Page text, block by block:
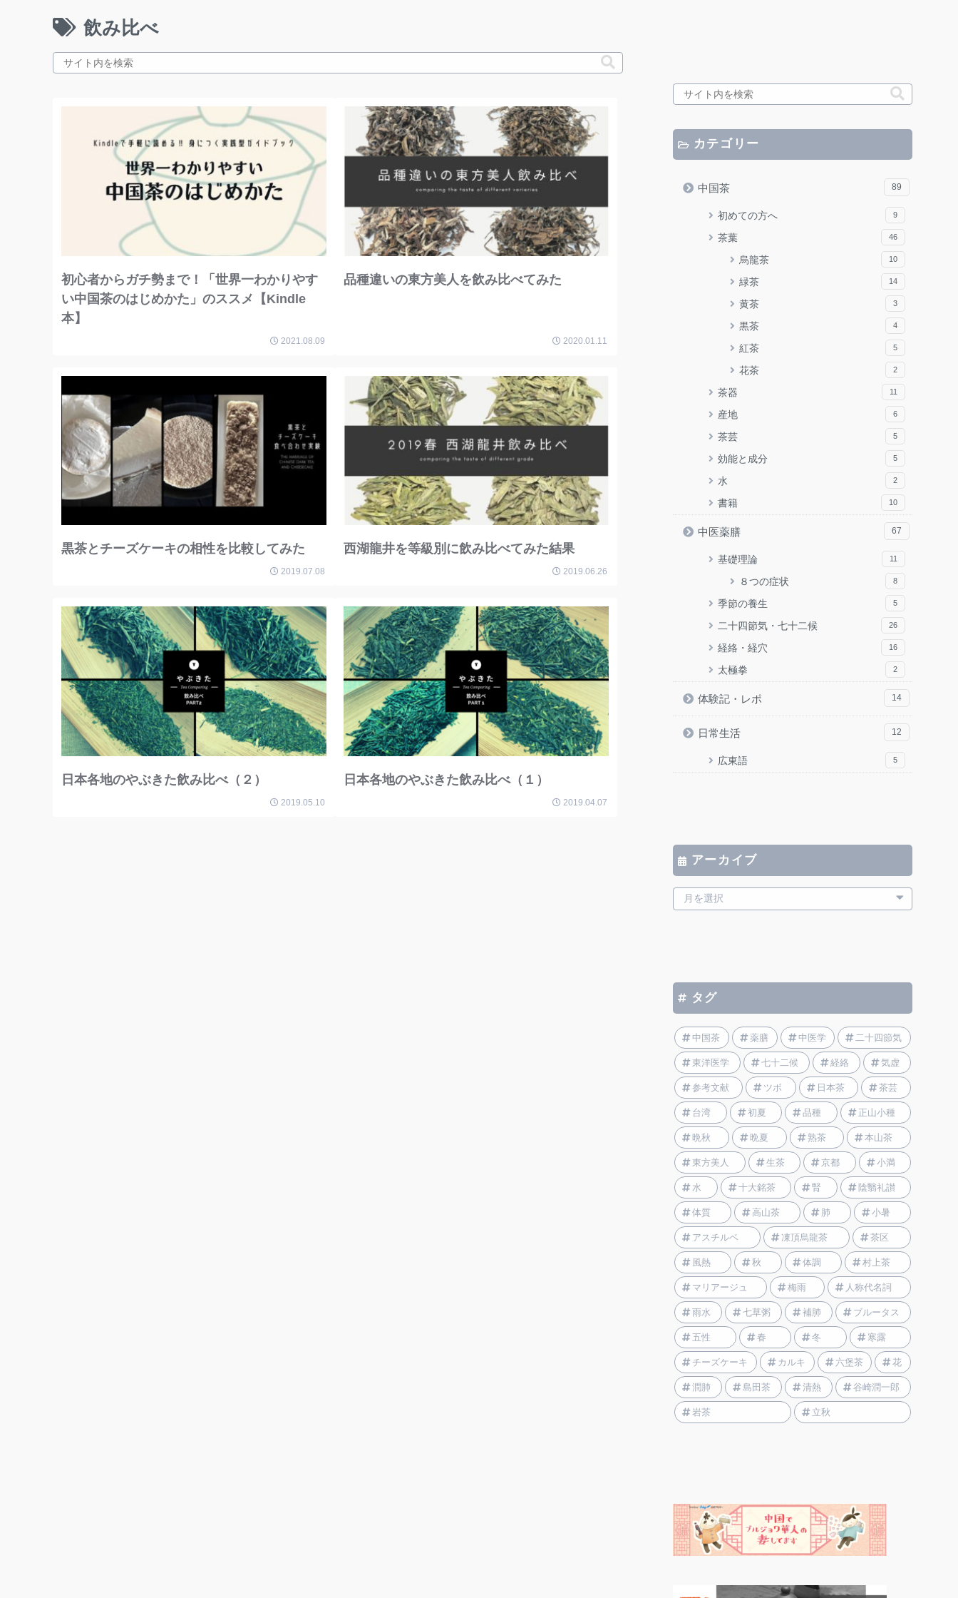
飲み比べ
初心者からガチ勢まで！「世界一わかりやす
い中国茶のはじめかた」のススメ【Kindle
本】
2021.08.09
品種違いの東方美人を飲み比べてみた
2020.01.11
黒茶とチーズケーキの相性を比較してみた
2019.07.08
西湖龍井を等級別に飲み比べてみた結果
2019.06.26
日本各地のやぶきた飲み比べ（２）
2019.05.10
日本各地のやぶきた飲み比べ（１）
2019.04.07
カテゴリー
中国茶 89
初めての方へ 9
茶葉 46
烏龍茶 10
緑茶 14
黄茶 3
黒茶 4
紅茶 5
花茶 2
茶器 11
産地 6
茶芸 5
効能と成分 5
水 2
書籍 10
中医薬膳 67
基礎理論 11
８つの症状 8
季節の養生 5
二十四節気・七十二候 26
経絡・経穴 16
太極拳 2
体験記・レポ 14
日常生活 12
広東語 5
アーカイブ
タグ
中国茶 薬膳 中医学 二十四節気
東洋医学 七十二候 経絡 気虚
参考文献 ツボ 日本茶 茶芸
台湾 初夏 品種 正山小種
晩秋 晩夏 熟茶 本山茶
東方美人 生茶 京都 小満
水 十大銘茶 腎 陰翳礼讃
体質 高山茶 肺 小暑
アスチルベ 凍頂烏龍茶 茶区
風熱 秋 体調 村上茶
マリアージュ 梅雨 人称代名詞
雨水 七草粥 補肺 ブルータス
五性 春 冬 寒露
チーズケーキ カルキ 六堡茶 花
潤肺 島田茶 清熱 谷崎潤一郎
岩茶 立秋